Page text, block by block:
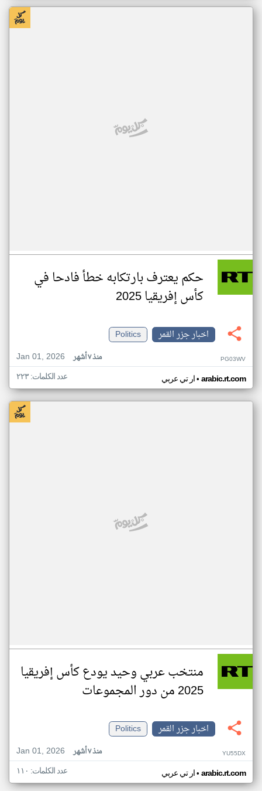
حكم يعترف بارتكابه خطأ فادحا في
كأس إفريقيا 2025
اخبار جزر القمر
Politics
Jan 01, 2026
منذ ٧ أشهر PG03WV
ار تي عربي• arabic.rt.com عدد الكلمات: ٢٢٣
منتخب عربي وحيد يودع كأس إفريقيا
2025 من دور المجموعات
اخبار جزر القمر
Politics
Jan 01, 2026
منذ ٧ أشهر YU55DX
ار تي عربي• arabic.rt.com عدد الكلمات: ١١٠